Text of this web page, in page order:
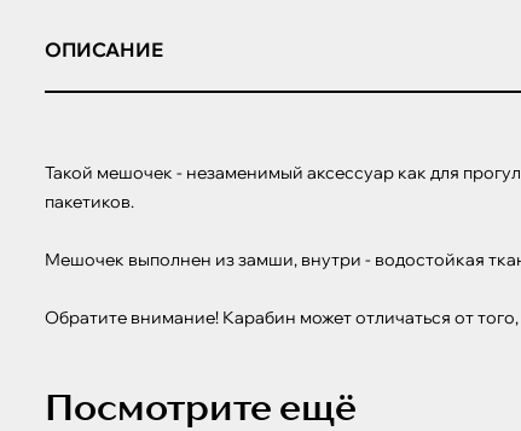
ОПИСАНИЕ
Такой мешочек - незаменимый аксессуар как для
пакетиков.
Мешочек выполнен из замши, внутри - водостойкая
Обратите внимание! Карабин может отличаться от
Посмотрите ещё